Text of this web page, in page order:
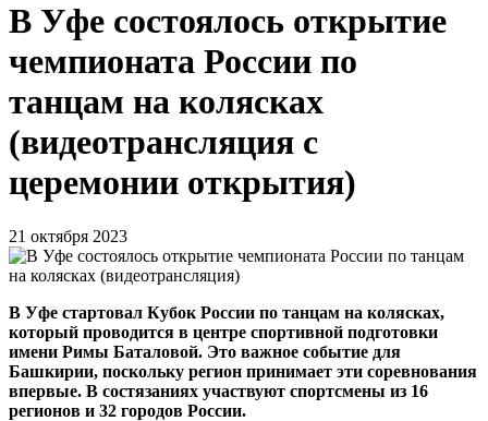
В Уфе состоялось открытие
чемпионата России по
танцам на колясках
(видеотрансляция с
церемонии открытия)
21 октября 2023
В Уфе стартовал Кубок России по танцам на колясках,
который проводится в центре спортивной подготовки
имени Римы Баталовой. Это важное событие для
Башкирии, поскольку регион принимает эти соревнования
впервые. В состязаниях участвуют спортсмены из 16
регионов и 32 городов России.